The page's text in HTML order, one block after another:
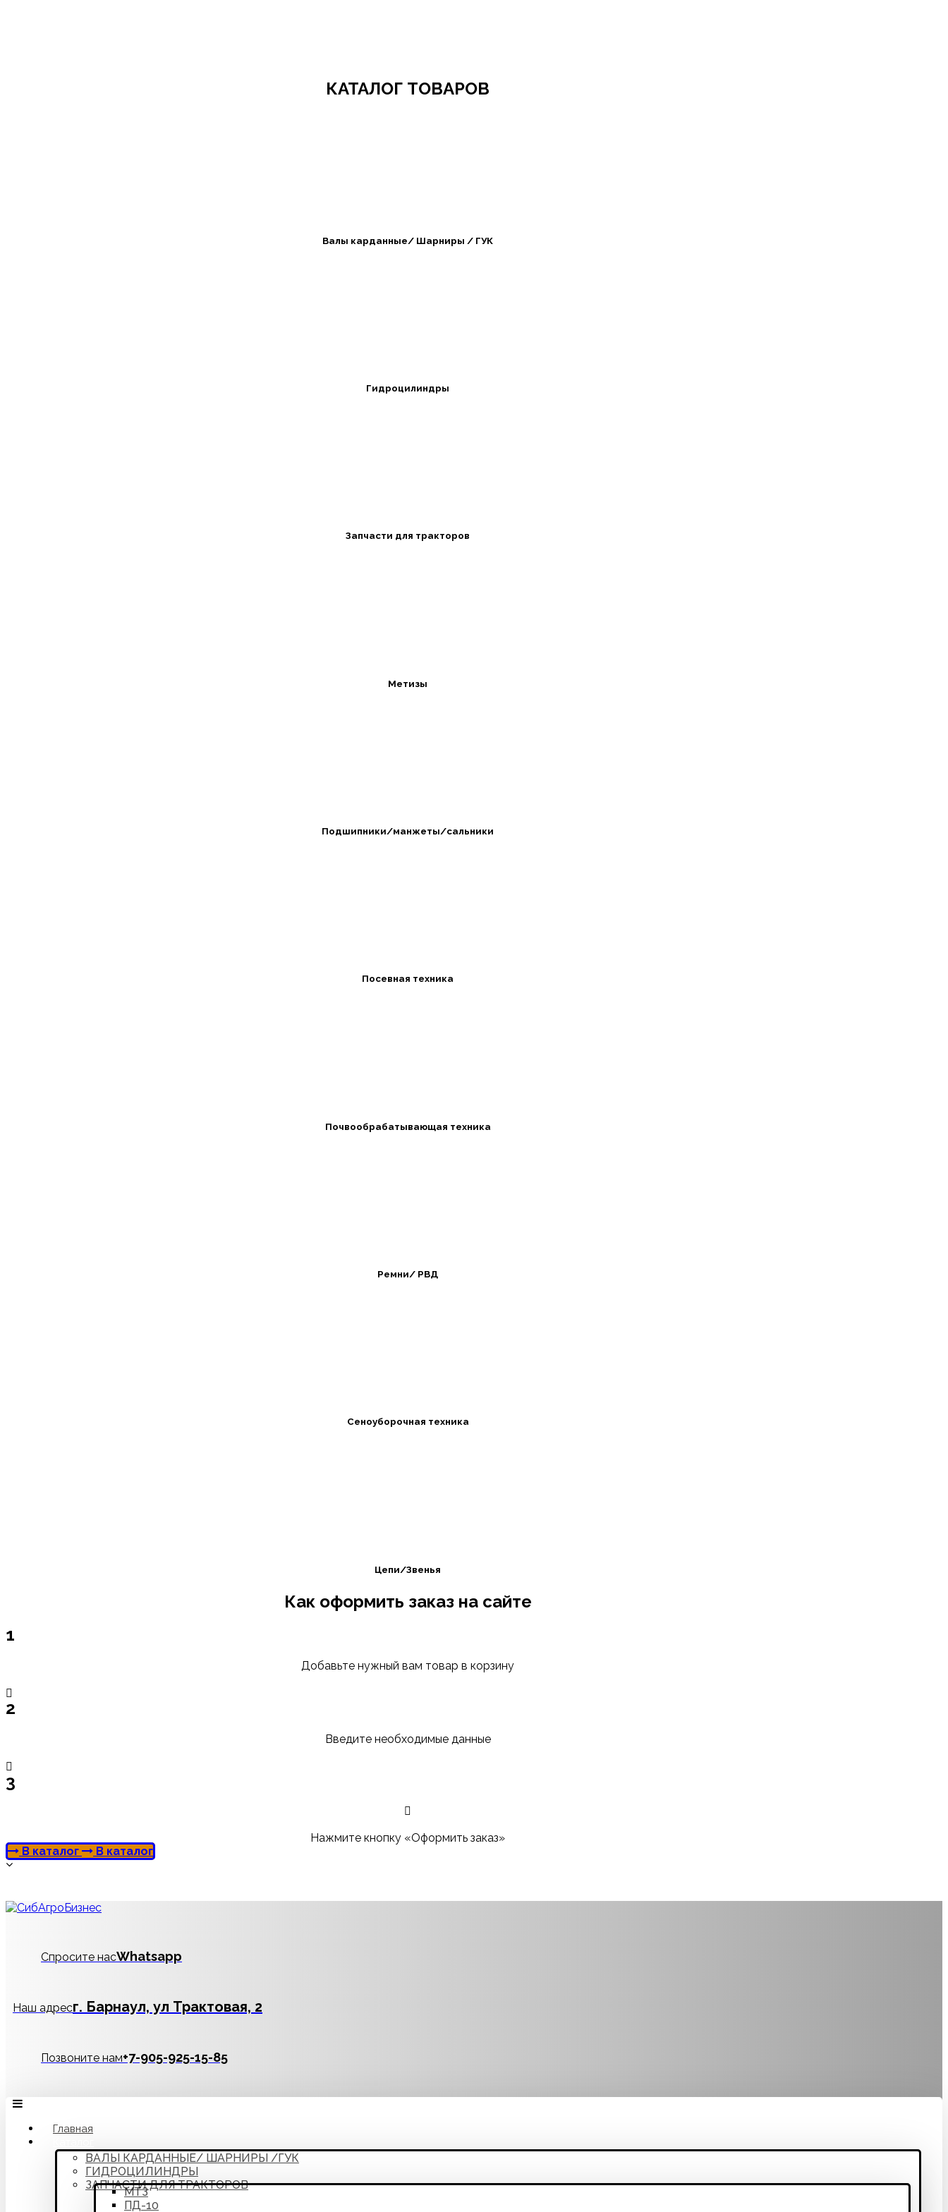
КАТАЛОГ ТОВАРОВ
Валы карданные/ Шарниры / ГУК
Гидроцилиндры
Запчасти для тракторов
Метизы
Подшипники/манжеты/сальники
Посевная техника
Почвообрабатывающая техника
Ремни/ РВД
Сеноуборочная техника
Цепи/Звенья
Как оформить заказ на сайте
1
Добавьте нужный вам товар в корзину
2
Введите необходимые данные
3
Нажмите кнопку «Оформить заказ»
В каталог
В каталог
Спросите насWhatsapp
Наш адресг. Барнаул, ул Трактовая, 2
Позвоните нам‪+7-905-925-15-85
Главная
ВАЛЫ КАРДАННЫЕ/ ШАРНИРЫ /ГУК
ГИДРОЦИЛИНДРЫ
ЗАПЧАСТИ ДЛЯ ТРАКТОРОВ
МТЗ
ПД-10